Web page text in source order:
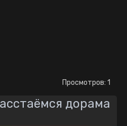
Просмотров: 1
дорама